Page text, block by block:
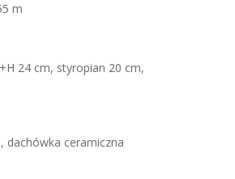
m
24 cm, styropian 20 cm,
dachówka ceramiczna